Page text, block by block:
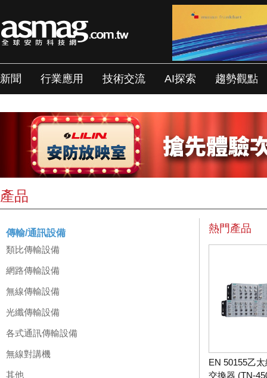
新聞 行業應用 技術交流 AI探索 趨勢觀點
產品
傳輸/通訊設備
類比傳輸設備
網路傳輸設備
無線傳輸設備
光纖傳輸設備
各式通訊傳輸設備
無線對講機
其他
熱門產品
EN 50155乙
交換器 (TN-